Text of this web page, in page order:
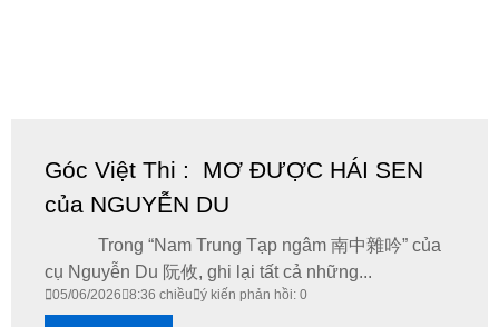
Góc Việt Thi : MƠ ĐƯỢC HÁI SEN
của NGUYỄN DU
Trong “Nam Trung Tạp ngâm 南中雜吟” của
cụ Nguyễn Du 阮攸, ghi lại tất cả những...
05/06/2026 8:36 chiều ý kiến phản hồi: 0